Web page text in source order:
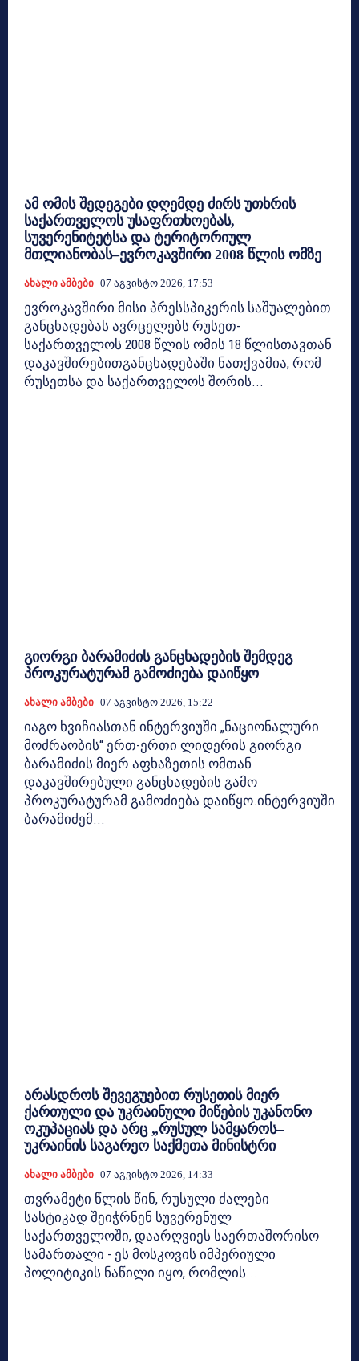
ამ ომის შედეგები დღემდე ძირს უთხრის
საქართველოს უსაფრთხოებას,
სუვერენიტეტსა და ტერიტორიულ
მთლიანობას–ევროკავშირი 2008 წლის ომზე
Ახალი Ამბები 07 Აგვისტო 2026, 17:53
ევროკავშირი მისი პრესსპიკერის საშუალებით
განცხადებას ავრცელებს რუსეთ-
საქართველოს 2008 წლის ომის 18 წლისთავთან
დაკავშირებითგანცხადებაში ნათქვამია, რომ
რუსეთსა და საქართველოს შორის...
გიორგი ბარამიძის განცხადების შემდეგ
პროკურატურამ გამოძიება დაიწყო
Ახალი Ამბები 07 Აგვისტო 2026, 15:22
იაგო ხვიჩიასთან ინტერვიუში „ნაციონალური
მოძრაობის“ ერთ-ერთი ლიდერის გიორგი
ბარამიძის მიერ აფხაზეთის ომთან
დაკავშირებული განცხადების გამო
პროკურატურამ გამოძიება დაიწყო.ინტერვიუში
ბარამიძემ...
არასდროს შევეგუებით რუსეთის მიერ
ქართული და უკრაინული მიწების უკანონო
ოკუპაციას და არც „რუსულ სამყაროს–
უკრაინის საგარეო საქმეთა მინისტრი
Ახალი Ამბები 07 Აგვისტო 2026, 14:33
თვრამეტი წლის წინ, რუსული ძალები
სასტიკად შეიჭრნენ სუვერენულ
საქართველოში, დაარღვიეს საერთაშორისო
სამართალი - ეს მოსკოვის იმპერიული
პოლიტიკის ნაწილი იყო, რომლის...